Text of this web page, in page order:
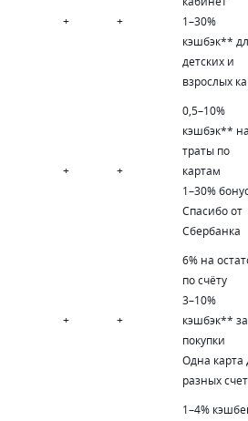
+ +
1–30%
кэшбэк**
детских и
взрослых
+ +
0,5–10%
кэшбэк**
траты по
картам
1–30%
Спасибо от
Сбербанка
+ +
6% на
по счёту
3–10%
кэшбэк** за
покупки
Одна карта
разных
1–4%